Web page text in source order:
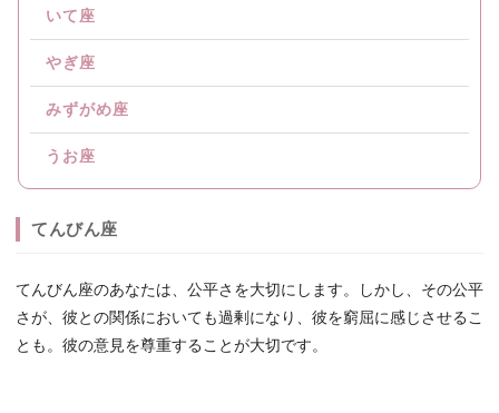
いて座
やぎ座
みずがめ座
うお座
てんびん座
てんびん座のあなたは、公平さを大切にします。しかし、その公平
さが、彼との関係においても過剰になり、彼を窮屈に感じさせるこ
とも。彼の意見を尊重することが大切です。